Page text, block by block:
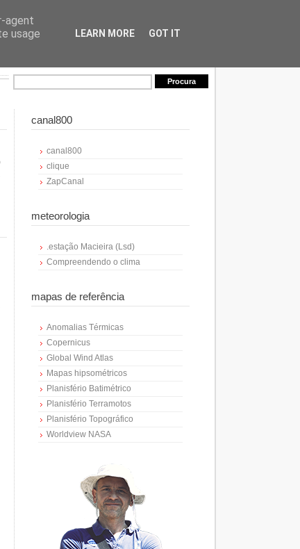
canal800
canal800
clique
ZapCanal
meteorologia
.estação Macieira (Lsd)
Compreendendo o clima
mapas de referência
Anomalias Térmicas
Copernicus
Global Wind Atlas
Mapas hipsométricos
Planisfério Batimétrico
Planisfério Terramotos
Planisfério Topográfico
Worldview NASA
agent
usage
LEARN MORE GOT IT